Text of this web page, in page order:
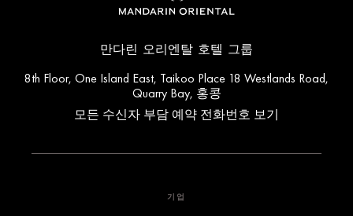
만다린 오리엔탈 호텔 그룹
8th Floor, One Island East, Taikoo Place 18 Westlands Road,
Quarry Bay, 홍콩
모든 수신자 부담 예약 전화번호 보기
기업